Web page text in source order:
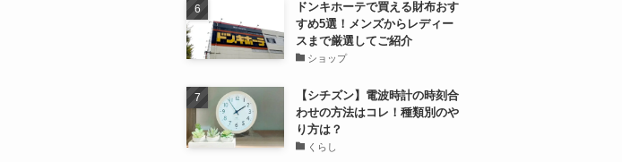
ドンキホーテで買える財布おす
すめ5選！メンズからレディー
スまで厳選してご紹介
ショップ
【シチズン】電波時計の時刻合
わせの方法はコレ！種類別のや
り方は？
くらし